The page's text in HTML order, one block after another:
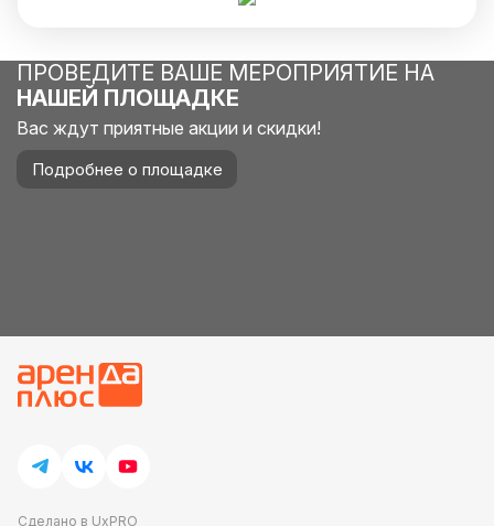
ПРОВЕДИТЕ ВАШЕ МЕРОПРИЯТИЕ НА
НАШЕЙ ПЛОЩАДКЕ
Вас ждут приятные акции и скидки!
Подробнее о площадке
Сделано в UxPRO